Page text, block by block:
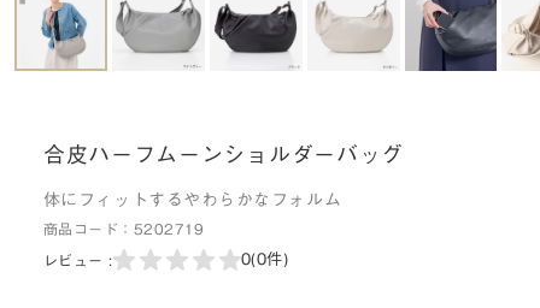
合皮ハーフムーンショルダーバッグ
体にフィットするやわらかなフォルム
商品コード： 5202719
レビュー : 0(0件)